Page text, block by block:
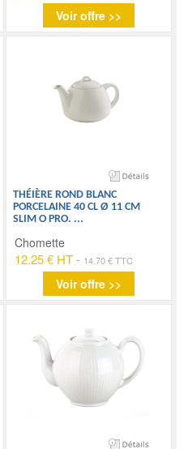
Voir offre >>
THÉIÈRE ROND BLANC
PORCELAINE 40 CL Ø 11 CM
SLIM O PRO. ...
Chomette
12.25 € HT- 14.70 € TTC
Voir offre >>